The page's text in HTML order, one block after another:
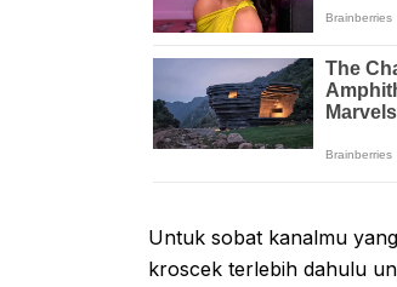
Untuk sobat kanalmu
kroscek terlebih dahulu